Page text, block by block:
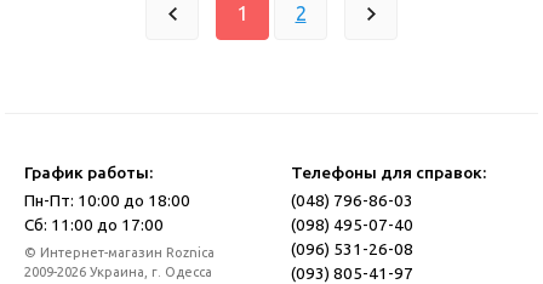
1 2
График работы:
Пн-Пт: 10:00 до 18:00
Сб: 11:00 до 17:00
© Интернет-магазин Roznica
2009-2026 Украина, г. Одесса
Телефоны для справок:
(048) 796-86-03
(098) 495-07-40
(096) 531-26-08
(093) 805-41-97